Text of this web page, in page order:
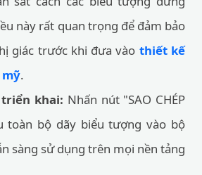
này rất quan trọng để đảm bảo
giác trước khi đưa vào thiết kế
.
triển khai: Nhấn nút "SAO CHÉP
toàn bộ dãy biểu tượng vào bộ
sàng sử dụng trên mọi nền tảng